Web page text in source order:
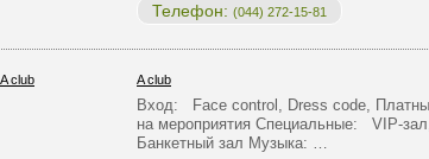
Телефон: (044) 272-15-81
A club
Вход: Face control, Dress code,
на мероприятия Специальные: VIP-
Банкетный зал Музыка: …